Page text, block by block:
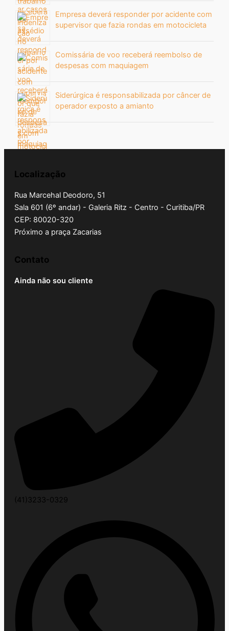
Empresa deverá responder por acidente com
supervisor que fazia rondas em motocicleta
Comissária de voo receberá reembolso de
despesas com maquiagem
Siderúrgica é responsabilizada por câncer de
operador exposto a amianto
Localização
Rua Marcehal Deodoro, 51
Sala 601 (6º andar) - Galeria Ritz - Centro - Curitiba/PR
CEP: 80020-320
Próximo a praça Zacarias
Contato
Ainda não sou cliente
(41)3233-0329